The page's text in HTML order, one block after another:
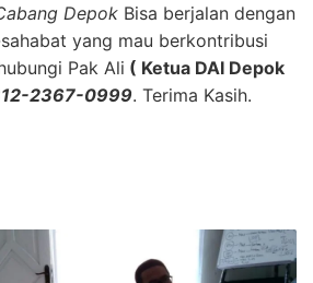
Depok Bisa berjalan dengan
yang mau berkontribusi
Pak Ali ( Ketua DAI Depok
2367-0999. Terima Kasih.